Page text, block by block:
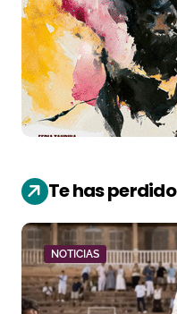
Te has perdido
NOTICIAS